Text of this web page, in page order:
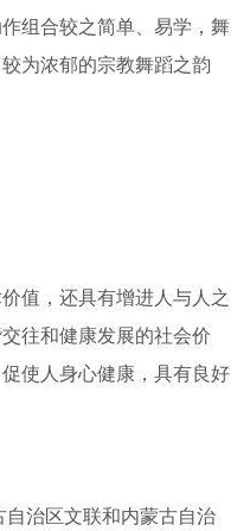
组合较之简单、易学，舞
为浓郁的宗教舞蹈之韵
值，还具有增进人与人之
往和健康发展的社会价
使人身心健康，具有良好
治区文联和内蒙古自治